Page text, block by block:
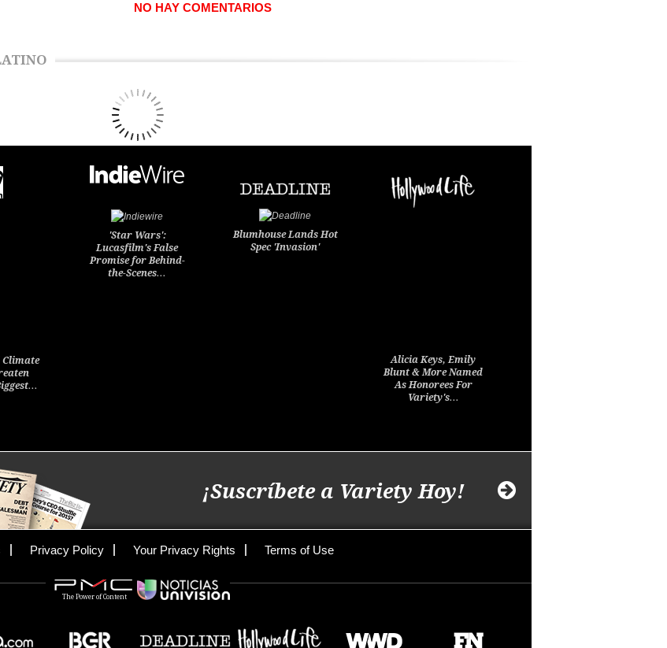
NO HAY COMENTARIOS
'Star Wars':
Lucasfilm's False
Promise for Behind-
the-Scenes…
Blumhouse Lands Hot
Spec 'Invasion'
Alicia Keys, Emily
Blunt & More Named
As Honorees For
Variety's…
¡Suscríbete a Variety Hoy!
Privacy Policy Your Privacy Rights Terms of Use
The Power of Content